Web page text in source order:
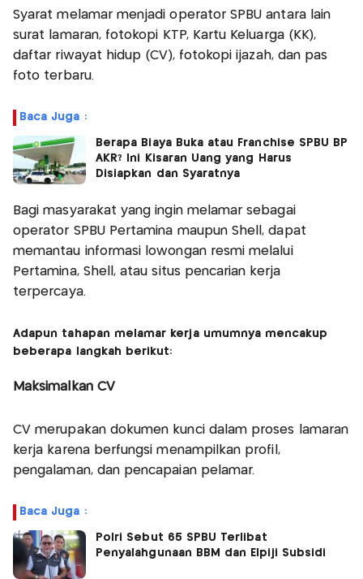
Syarat melamar menjadi operator SPBU antara lain
surat lamaran, fotokopi KTP, Kartu Keluarga (KK),
daftar riwayat hidup (CV), fotokopi ijazah, dan pas
foto terbaru.
Baca Juga :
Berapa Biaya Buka atau Franchise SPBU BP
AKR? Ini Kisaran Uang yang Harus
Disiapkan dan Syaratnya
Bagi masyarakat yang ingin melamar sebagai
operator SPBU Pertamina maupun Shell, dapat
memantau informasi lowongan resmi melalui
Pertamina, Shell, atau situs pencarian kerja
terpercaya.
Adapun tahapan melamar kerja umumnya mencakup
beberapa langkah berikut:
Maksimalkan CV
CV merupakan dokumen kunci dalam proses lamaran
kerja karena berfungsi menampilkan profil,
pengalaman, dan pencapaian pelamar.
Baca Juga :
Polri Sebut 65 SPBU Terlibat
Penyalahgunaan BBM dan Elpiji Subsidi